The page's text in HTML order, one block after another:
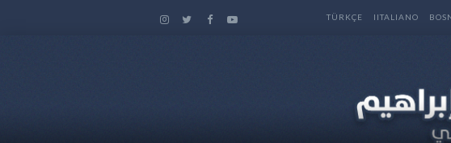
IITALIANO
TÜRKÇE